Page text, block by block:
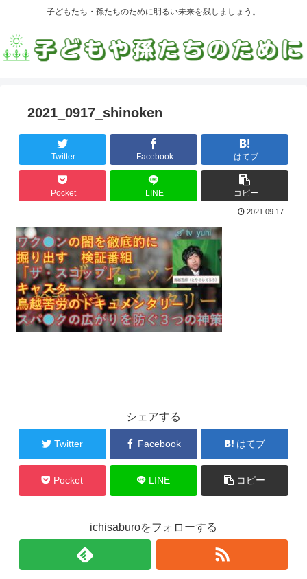
子どもたち・孫たちのために明るい未来を残しましょう。
2021_0917_shinoken
Twitter Facebook はてブ
Pocket LINE コピー
2021.09.17
シェアする
Twitter Facebook はてブ
Pocket LINE コピー
ichisaburoをフォローする